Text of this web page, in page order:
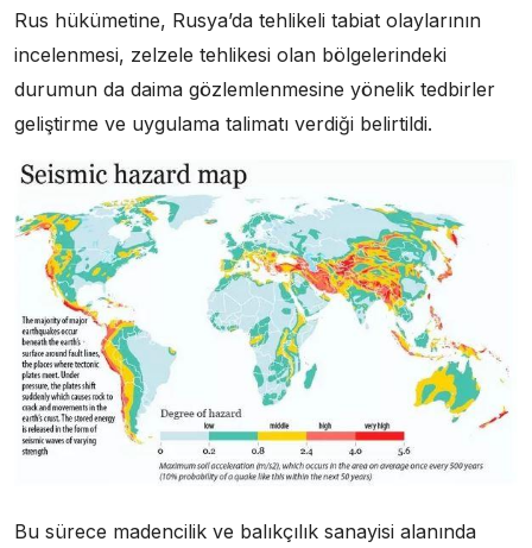
Rus hükümetine, Rusya’da tehlikeli tabiat olaylarının
incelenmesi, zelzele tehlikesi olan bölgelerindeki
durumun da daima gözlemlenmesine yönelik tedbirler
geliştirme ve uygulama talimatı verdiği belirtildi.
Bu sürece madencilik ve balıkçılık sanayisi alanında